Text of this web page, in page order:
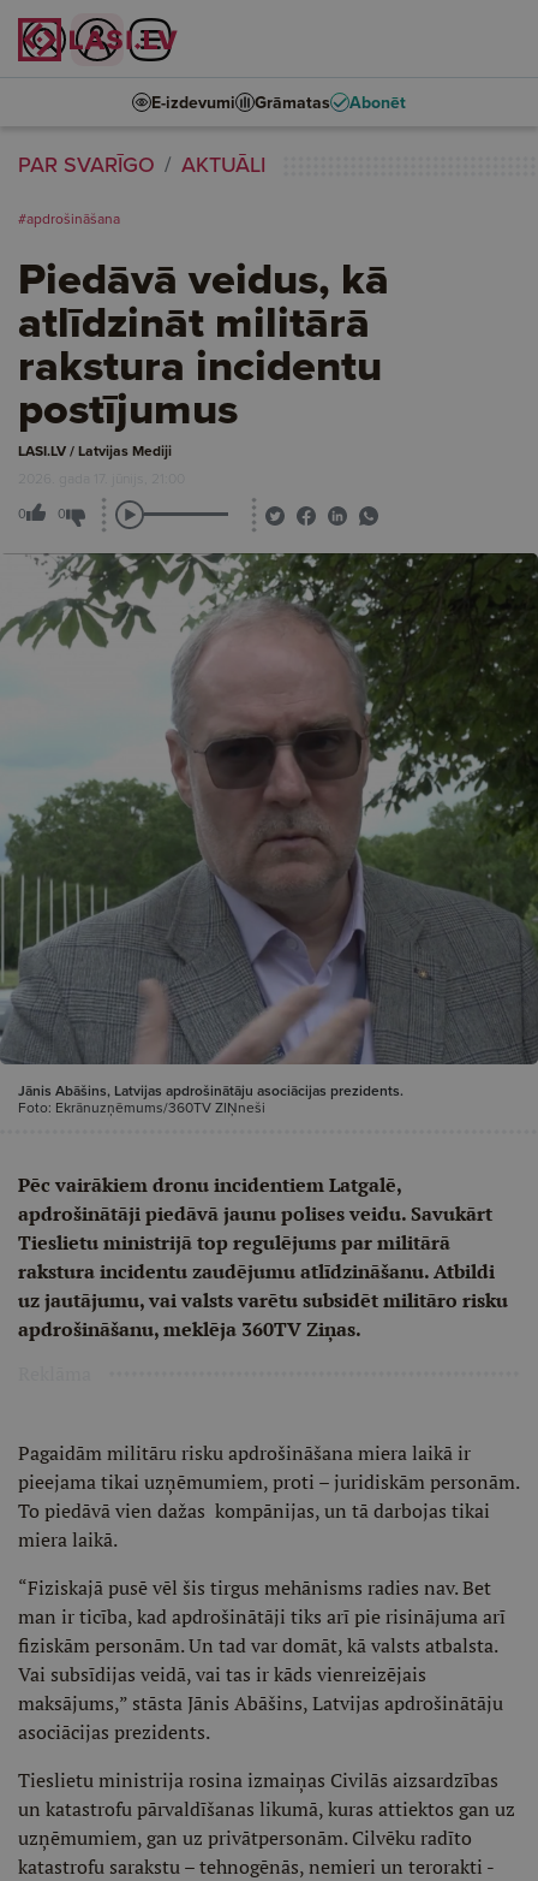
E-izdevumi Grāmatas Abonēt
PAR SVARĪGO AKTUĀLI
#apdrošināšana
Piedāvā veidus, kā
atlīdzināt militārā
rakstura incidentu
postījumus
LASI.LV / Latvijas Mediji
2026. gada 17. jūnijs, 21:00
0 0
Jānis Abāšins, Latvijas apdrošinātāju asociācijas prezidents.
Foto: Ekrānuzņēmums/360TV ZIŅneši
Pēc vairākiem dronu incidentiem Latgalē,
apdrošinātāji piedāvā jaunu polises veidu. Savukārt
Tieslietu ministrijā top regulējums par militārā
rakstura incidentu zaudējumu atlīdzināšanu. Atbildi
uz jautājumu, vai valsts varētu subsidēt militāro risku
apdrošināšanu, meklēja 360TV Ziņas.
Pagaidām militāru risku apdrošināšana miera laikā ir
pieejama tikai uzņēmumiem, proti – juridiskām personām.
To piedāvā vien dažas kompānijas, un tā darbojas tikai
miera laikā.
“Fiziskajā pusē vēl šis tirgus mehānisms radies nav. Bet
man ir ticība, kad apdrošinātāji tiks arī pie risinājuma arī
fiziskām personām. Un tad var domāt, kā valsts atbalsta.
Vai subsīdijas veidā, vai tas ir kāds vienreizējais
maksājums,” stāsta Jānis Abāšins, Latvijas apdrošinātāju
asociācijas prezidents.
Tieslietu ministrija rosina izmaiņas Civilās aizsardzības
un katastrofu pārvaldīšanas likumā, kuras attiektos gan uz
uzņēmumiem, gan uz privātpersonām. Cilvēku radīto
katastrofu sarakstu – tehnogēnās, nemieri un terorakti -